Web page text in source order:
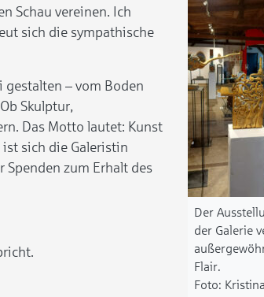
Der
der Galerie
Flair.
Schau vereinen. Ich
sich die sympathische
gestalten – vom Boden
Skulptur,
Das Motto lautet: Kunst
sich die Galeristin
zum Erhalt des